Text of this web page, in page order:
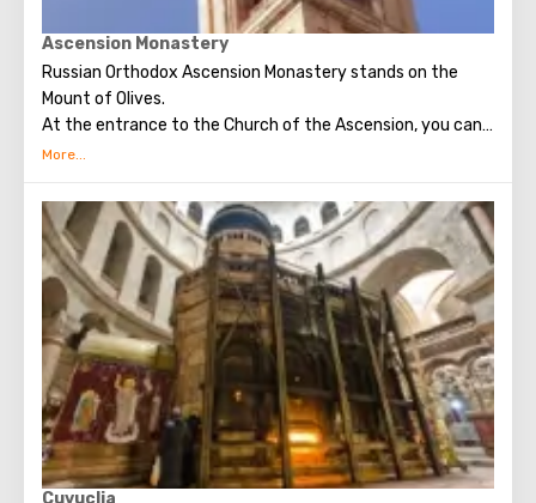
Judas and the subsequent capture of Jesus.
Ascension Monastery
Russian Orthodox Ascension Monastery stands on the
Mount of Olives.
At the entrance to the Church of the Ascension, you can
see the most important shrine of this place - the stone of
the Ascension of the Lord).
Located in the monastery, the bell tower of John the
Baptist (sixty-four meters in height) has an observation
deck. Climbing up the many steps to the top of the bell
tower, the gaze offers a breathtaking view of Jerusalem.
This bell tower is the highest point of the Mount of Olives.
Back in the twentieth century, archaeologists during
excavations in the monastery discovered mosaics,
various utensils, as well as a bust of Herod the Great. The
monastery is interesting for tourists as a historical,
religious and archaeological site.
Cuvuclia